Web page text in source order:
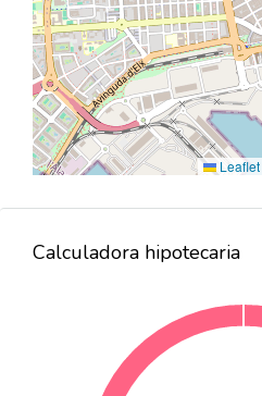
Leaflet
Calculadora hipotecaria